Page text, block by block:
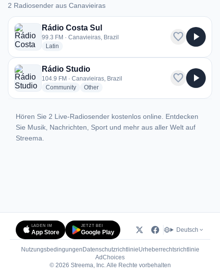
2 Radiosender aus Canavieiras
2 Radiosender aus Canavieiras
Rádio Costa Sul
99.3 FM · Canavieiras, Brazil
Latin
favorite play_arrow
Rádio Studio
104.9 FM · Canavieiras, Brazil
Communityradio stations
Otherradio stations
favorite play_arrow
Hören Sie 2 Live-Radiosender kostenlos online. Entdecken
Sie Musik, Nachrichten, Sport und mehr aus aller Welt auf
Streema.
LADEN IM
App Store
JETZT BEI
Google Play Deutsch
Nutzungsbedingungen DatenschutzrichtlinieUrheberrechtsrichtlinie
AdChoices(öffnet in neuem Tab)
© 2026 Streema, Inc. Alle Rechte vorbehalten